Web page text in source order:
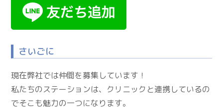
さいごに
現在弊社では仲間を募集しています！
私たちのステーションは、クリニックと連携しているの
でそこも魅力の一つになります。